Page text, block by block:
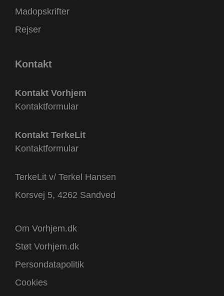
Madopskrifter
Rejser
Kontakt
Kontakt Vorhjem
Kontaktformular
Kontakt TerkeLit
Kontaktformular
TerkeLit v/ Terkel Hansen
Korsvej 5, 4262 Sandved
Om Vorhjem.dk
Støt Vorhjem.dk
Persondatapolitik
Cookies